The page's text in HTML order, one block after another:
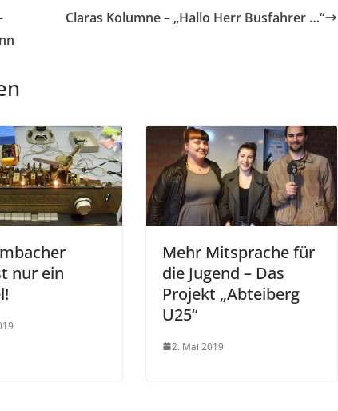
Claras Kolumne – „Hallo Herr Busfahrer …“
nur ein
Mehr Mitsprache für
die Jugend – Das
Projekt „Abteiberg
U25“
2. Mai 2019